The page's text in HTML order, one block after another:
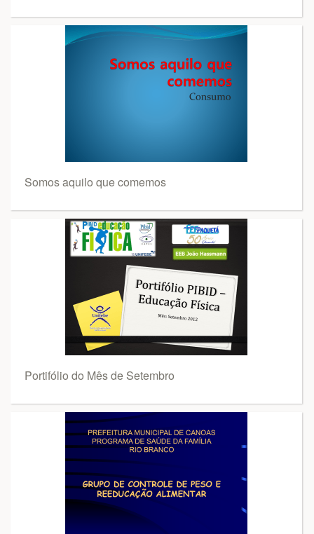
Somos aquilo que comemos
Portifólio do Mês de Setembro